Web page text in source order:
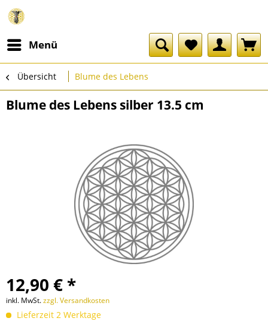
Menü
Übersicht Blume des Lebens
Blume des Lebens silber 13.5 cm
12,90 € *
inkl. MwSt.zzgl. Versandkosten
Lieferzeit 2 Werktage